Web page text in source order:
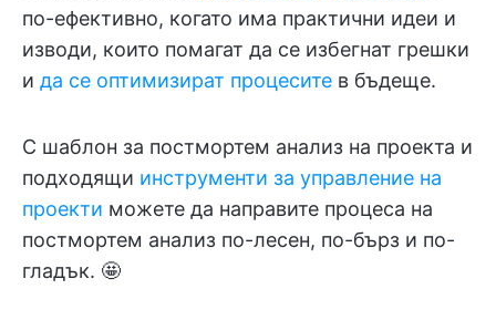
по-ефективно, когато има практични идеи и
изводи, които помагат да се избегнат грешки
и да се оптимизират процесите в бъдеще.
С шаблон за постмортем анализ на проекта и
подходящи инструменти за управление на
проекти можете да направите процеса на
постмортем анализ по-лесен, по-бърз и по-
гладък. 🤩